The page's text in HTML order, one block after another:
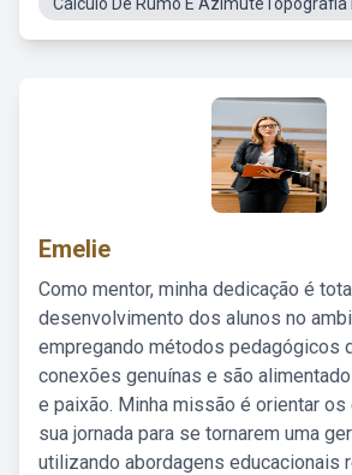
Emelie
Como mentor, minha dedicação é
desenvolvimento dos alunos no
empregando métodos pedagógicos
conexões genuínas e são
e paixão. Minha missão é orientar
sua jornada para se tornarem uma
utilizando abordagens educacionais